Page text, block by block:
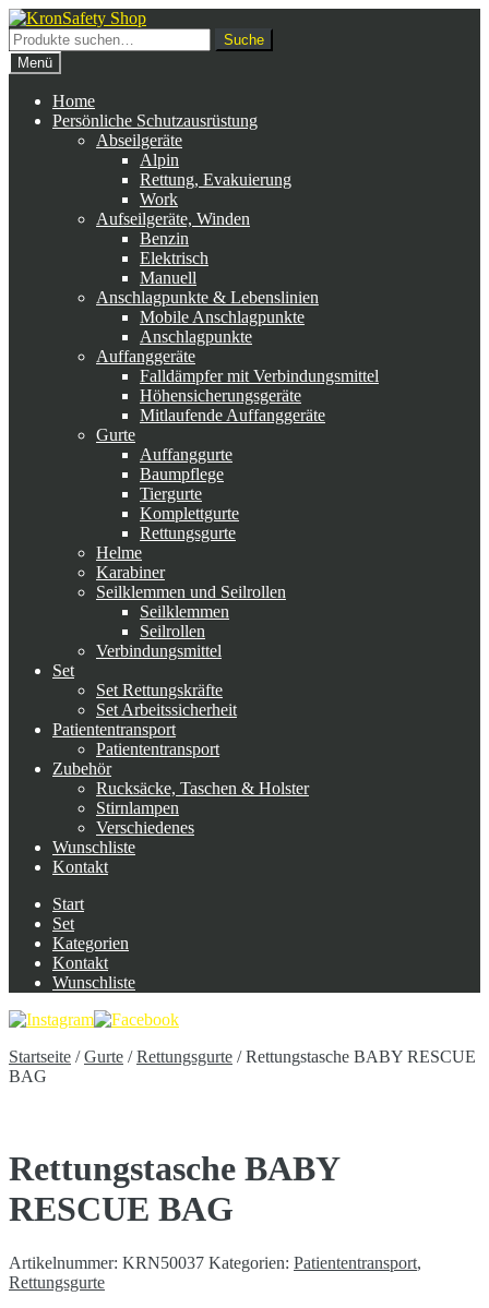
Zur
Navigation
springen
Zum
Inhalt
springen
Suche
nach:
Suche
Menü
Home
Persönliche Schutzausrüstung
Abseilgeräte
Alpin
Rettung, Evakuierung
Work
Aufseilgeräte, Winden
Benzin
Elektrisch
Manuell
Anschlagpunkte & Lebenslinien
Mobile Anschlagpunkte
Anschlagpunkte
Auffanggeräte
Falldämpfer mit Verbindungsmittel
Höhensicherungsgeräte
Mitlaufende Auffanggeräte
Gurte
Auffanggurte
Baumpflege
Tiergurte
Komplettgurte
Rettungsgurte
Helme
Karabiner
Seilklemmen und Seilrollen
Seilklemmen
Seilrollen
Verbindungsmittel
Set
Set Rettungskräfte
Set Arbeitssicherheit
Patiententransport
Patiententransport
Zubehör
Rucksäcke, Taschen & Holster
Stirnlampen
Verschiedenes
Wunschliste
Kontakt
Start
Set
Kategorien
Kontakt
Wunschliste
Startseite /Gurte /Rettungsgurte /Rettungstasche BABY RESCUE
BAG
Rettungstasche BABY
RESCUE BAG
Artikelnummer: KRN50037 Kategorien: Patiententransport,
Rettungsgurte